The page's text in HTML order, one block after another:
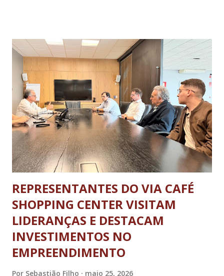
contrações. Diante da urgência, a equipe de resgate
avançado da Via Cristais foi acionada imediatamente,
acolhendo a família com agilidade, cuidado e atenção para
conduzi-la ao hospital. Durante o trajeto, no entanto, o
tempo se impôs – e a vida decidiu chegar ali mesmo.
Dentro da viatura, entre sirenes e expectativa, a equipe da
Via Cristais conduziu o nascimento de Luara, mais uma bebê
saudável. Após o parto, mãe e filha, em boas condições e
sob os...
REPRESENTANTES DO VIA CAFÉ
SHOPPING CENTER VISITAM
LIDERANÇAS E DESTACAM
INVESTIMENTOS NO
EMPREENDIMENTO
Por Sebastião Filho maio 25, 2026